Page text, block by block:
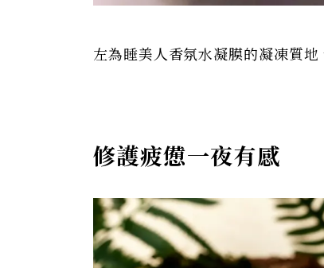
左為睡美人香氛水凝膜的凝凍質
修護疲憊一夜有感